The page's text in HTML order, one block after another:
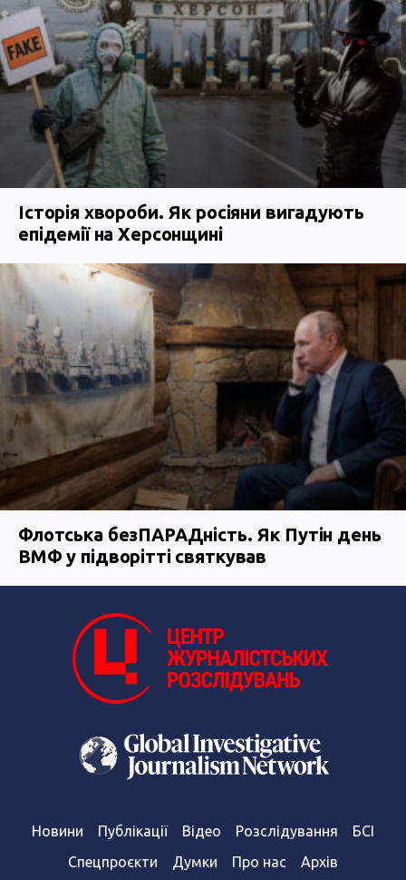
Історія хвороби. Як росіяни вигадують
епідемії на Херсонщині
Флотська безПАРАДність. Як Путін день
ВМФ у підворітті святкував
Новини Публікації Відео Розслідування
БСІ
Спецпроєкти
Думки Про нас Архів